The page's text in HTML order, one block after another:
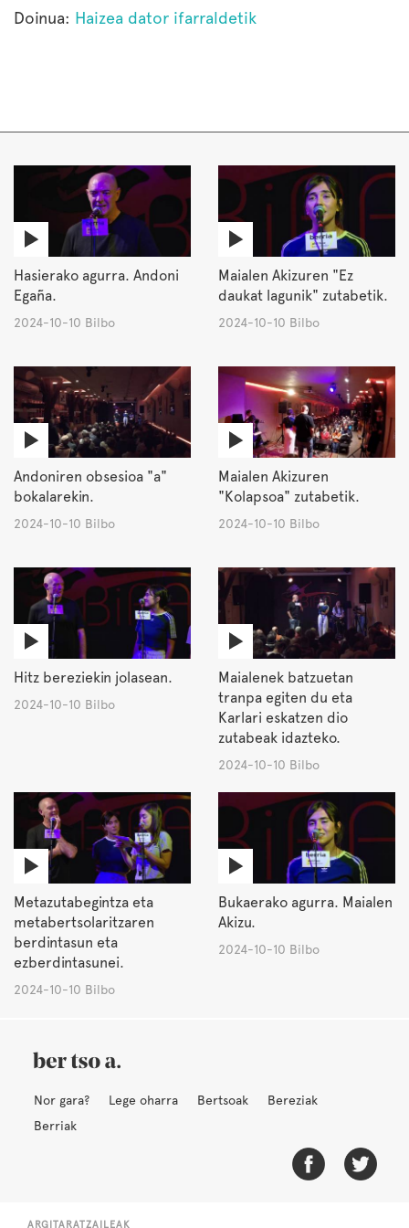
Doinua: Haizea dator ifarraldetik
Hasierako agurra. Andoni
Egaña.
2024-10-10 Bilbo
Maialen Akizuren "Ez
daukat lagunik" zutabetik.
2024-10-10 Bilbo
Andoniren obsesioa "a"
bokalarekin.
2024-10-10 Bilbo
Maialen Akizuren
"Kolapsoa" zutabetik.
2024-10-10 Bilbo
Hitz bereziekin jolasean.
2024-10-10 Bilbo
Maialenek batzuetan
tranpa egiten du eta
Karlari eskatzen dio
zutabeak idazteko.
2024-10-10 Bilbo
Metazutabegintza eta
metabertsolaritzaren
berdintasun eta
ezberdintasunei.
2024-10-10 Bilbo
Bukaerako agurra. Maialen
Akizu.
2024-10-10 Bilbo
Nor gara? Lege oharra Bertsoak
Bereziak
Berriak
ARGITARATZAILEAK